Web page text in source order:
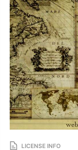
LICENSE INFO